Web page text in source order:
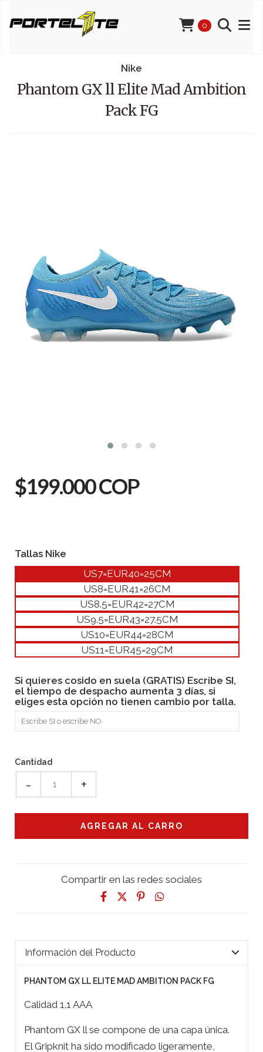
0
Nike
Phantom GX ll Elite Mad Ambition
Pack FG
$199.000 COP
Tallas Nike
US7=EUR40=25CM
US8=EUR41=26CM
US8.5=EUR42=27CM
US9.5=EUR43=27.5CM
US10=EUR44=28CM
US11=EUR45=29CM
Si quieres cosido en suela (GRATIS) Escribe SI,
el tiempo de despacho aumenta 3 días, si
eliges esta opción no tienen cambio por talla.
Cantidad
- +
Compartir en las redes sociales
Información del Producto
PHANTOM GX LL ELITE MAD AMBITION PACK FG
Calidad 1.1 AAA
Phantom GX ll se compone de una capa única.
El Gripknit ha sido modificado ligeramente,